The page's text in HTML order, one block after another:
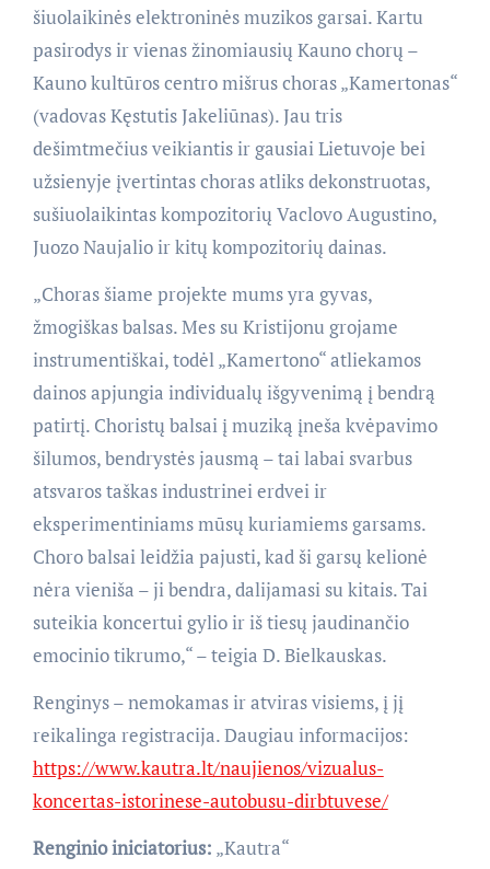
šiuolaikinės elektroninės muzikos garsai. Kartu
pasirodys ir vienas žinomiausių Kauno chorų –
Kauno kultūros centro mišrus choras „Kamertonas“
(vadovas Kęstutis Jakeliūnas). Jau tris
dešimtmečius veikiantis ir gausiai Lietuvoje bei
užsienyje įvertintas choras atliks dekonstruotas,
sušiuolaikintas kompozitorių Vaclovo Augustino,
Juozo Naujalio ir kitų kompozitorių dainas.
„Choras šiame projekte mums yra gyvas,
žmogiškas balsas. Mes su Kristijonu grojame
instrumentiškai, todėl „Kamertono“ atliekamos
dainos apjungia individualų išgyvenimą į bendrą
patirtį. Choristų balsai į muziką įneša kvėpavimo
šilumos, bendrystės jausmą – tai labai svarbus
atsvaros taškas industrinei erdvei ir
eksperimentiniams mūsų kuriamiems garsams.
Choro balsai leidžia pajusti, kad ši garsų kelionė
nėra vieniša – ji bendra, dalijamasi su kitais. Tai
suteikia koncertui gylio ir iš tiesų jaudinančio
emocinio tikrumo,“ – teigia D. Bielkauskas.
Renginys – nemokamas ir atviras visiems, į jį
reikalinga registracija. Daugiau informacijos:
https://www.kautra.lt/naujienos/vizualus-
koncertas-istorinese-autobusu-dirbtuvese/
Renginio iniciatorius: „Kautra“